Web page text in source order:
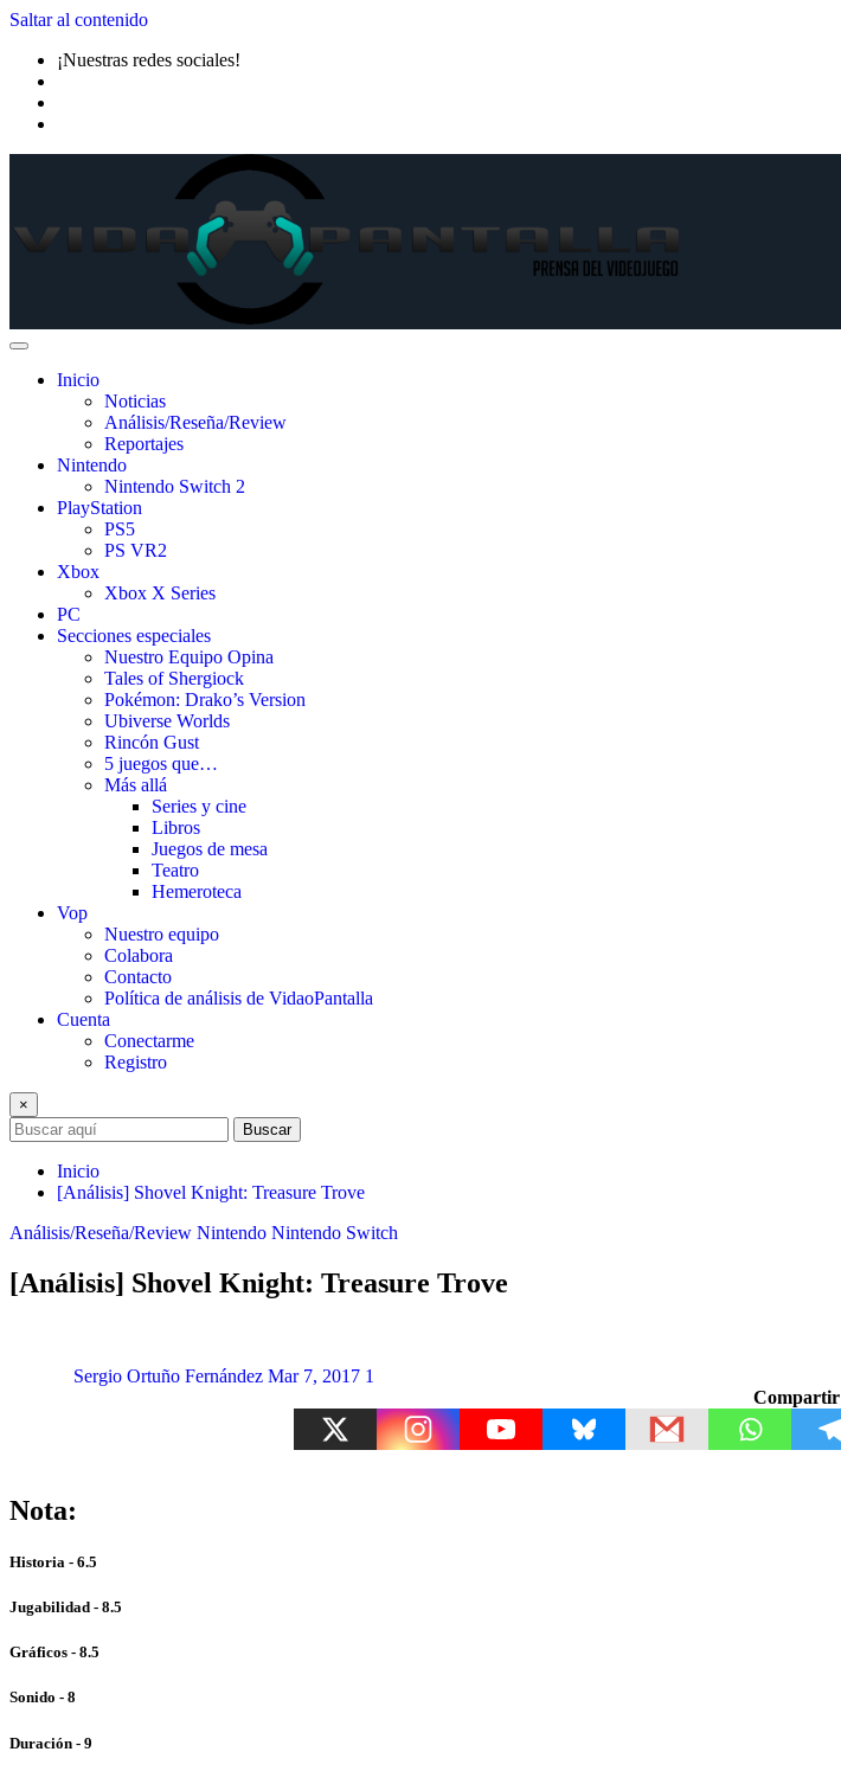
Saltar al contenido
¡Nuestras redes sociales!
Inicio
Noticias
Análisis/Reseña/Review
Reportajes
Nintendo
Nintendo Switch 2
PlayStation
PS5
PS VR2
Xbox
Xbox X Series
PC
Secciones especiales
Nuestro Equipo Opina
Tales of Shergiock
Pokémon: Drako’s Version
Ubiverse Worlds
Rincón Gust
5 juegos que…
Más allá
Series y cine
Libros
Juegos de mesa
Teatro
Hemeroteca
Vop
Nuestro equipo
Colabora
Contacto
Política de análisis de VidaoPantalla
Cuenta
Conectarme
Registro
×
Buscar
Inicio
[Análisis] Shovel Knight: Treasure Trove
Análisis/Reseña/Review Nintendo Nintendo Switch
[Análisis] Shovel Knight: Treasure Trove
Sergio Ortuño Fernández Mar 7, 2017 1
Compartir
Nota:
Historia - 6.5
Jugabilidad - 8.5
Gráficos - 8.5
Sonido - 8
Duración - 9